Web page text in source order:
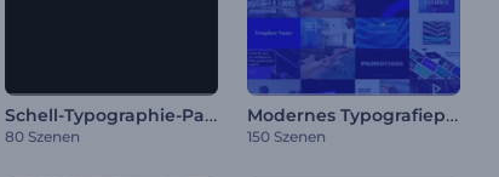
Schell-Typographie-Paket
80 Szenen
Modernes Typografiepaket
150 Szenen